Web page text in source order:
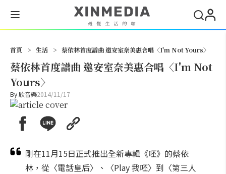
首頁 > 生活 > 蔡依林首度譜曲 邀安室奈美惠合唱〈I'm Not Yours〉
蔡依林首度譜曲 邀安室奈美惠合唱〈I'm Not
Yours〉
By欣音樂2014/11/17
剛在11月15日正式推出全新專輯《呸》的蔡依
林，從〈電話皇后〉、〈Play 我呸〉到〈第三人